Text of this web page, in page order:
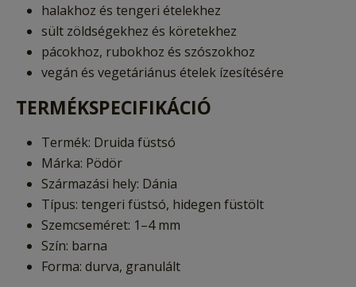
halakhoz és tengeri ételekhez
sült zöldségekhez és köretekhez
pácokhoz, rubokhoz és szószokhoz
vegán és vegetáriánus ételek ízesítésére
TERMÉKSPECIFIKÁCIÓ
Termék: Druida füstsó
Márka: Pödör
Származási hely: Dánia
Típus: tengeri füstsó, hidegen füstölt
Szemcseméret: 1–4 mm
Szín: barna
Forma: durva, granulált